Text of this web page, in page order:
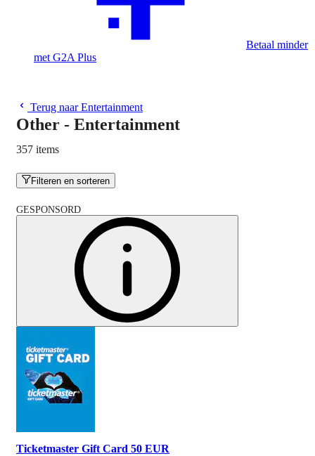
Betaal minder
met G2A Plus
Terug naar Entertainment
Other - Entertainment
357 items
Filteren en sorteren
GESPONSORD
Ticketmaster Gift Card 50 EUR